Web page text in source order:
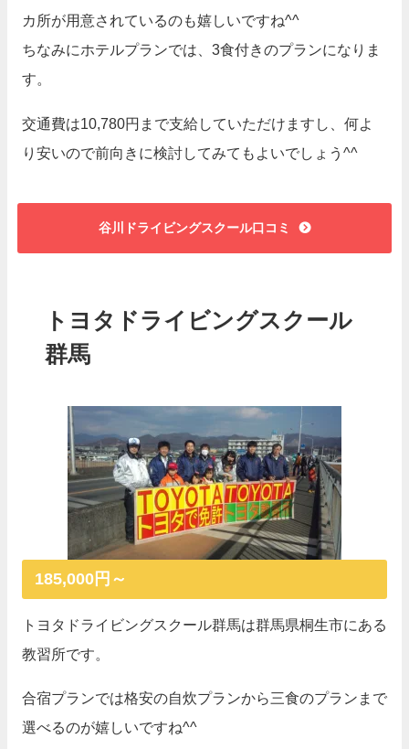
カ所が用意されているのも嬉しいですね^^
ちなみにホテルプランでは、3食付きのプランになりま
す。
交通費は10,780円まで支給していただけますし、何よ
り安いので前向きに検討してみてもよいでしょう^^
谷川ドライビングスクール口コミ
トヨタドライビングスクール
群馬
185,000円～
トヨタドライビングスクール群馬は群馬県桐生市にある
教習所です。
合宿プランでは格安の自炊プランから三食のプランまで
選べるのが嬉しいですね^^